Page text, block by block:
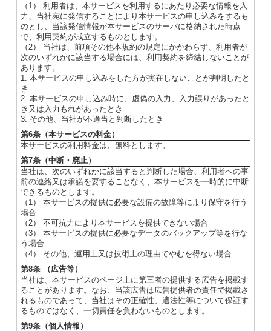
（1） 利用者は、本サービスを利用するにあたり必要な情報を入
力、当社宛に発信することにより本サービスの申し込みをするも
のとし、当該発信情報が本サービスのサーバに格納された時点
で、利用契約が成立するものとします。
（2） 当社は、前項その他本規約の規定にかかわらず、利用者が
次のいずれかに該当する場合には、利用契約を締結しないことが
あります。
1. 本サービスの申し込みをした方が実在しないことが判明したと
き
2. 本サービスの申し込み時に、虚偽の入力、入力誤りがあったと
き又は入力もれがあったとき
3. その他、当社が不適当と判断したとき
第6条（本サービスの料金）
本サービスの利用料金は、無料とします。
第7条（中断・廃止）
当社は、次のいずれかに該当すると判断した場合、利用者への事
前の連絡又は承諾を要することなく、本サービスを一時的に中断
できるものとします。
（1） 本サービスの提供に必要な設備の故障等により保守を行う
場合
（2） 不可抗力により本サービスを提供できない場合
（3） 本サービスの提供に必要なデータのバックアップ等を行な
う場合
（4） その他、運用上又は技術上の理由でやむを得ない場合
第8条 （広告等）
当社は、本サービスのページ上に第三者の提供する広告を掲載す
ることがあります。なお、当該広告は広告提供者の責任で掲載さ
れるものであって、当社はその正確性、適法性等について保証す
るものではなく、一切責任を負わないものとします。
第9条（個人情報）